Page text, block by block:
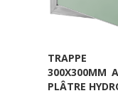
TRAPPE
300X300MM
PLÂTRE